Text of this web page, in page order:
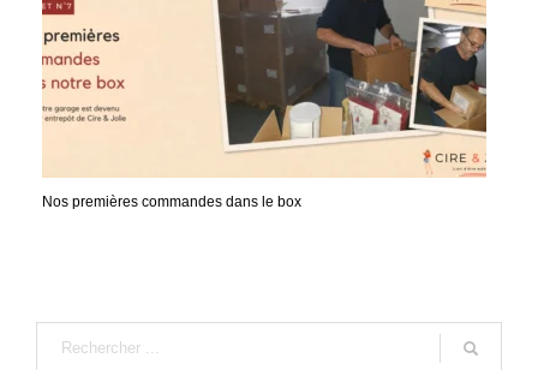
Nos premières commandes dans le box